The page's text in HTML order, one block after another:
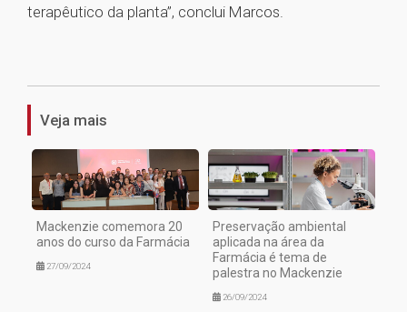
terapêutico da planta”, conclui Marcos.
Veja mais
Mackenzie comemora 20
anos do curso da Farmácia
27/09/2024
Preservação ambiental
aplicada na área da
Farmácia é tema de
palestra no Mackenzie
26/09/2024